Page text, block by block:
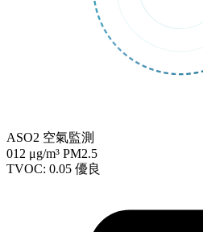
ASO2 空氣監測
012 μg/m³ PM2.5
TVOC: 0.05 優良